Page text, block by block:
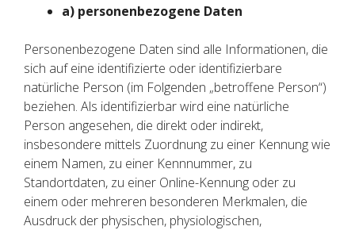
a) personenbezogene Daten
Personenbezogene Daten sind alle Informationen, die
sich auf eine identifizierte oder identifizierbare
natürliche Person (im Folgenden „betroffene Person“)
beziehen. Als identifizierbar wird eine natürliche
Person angesehen, die direkt oder indirekt,
insbesondere mittels Zuordnung zu einer Kennung wie
einem Namen, zu einer Kennnummer, zu
Standortdaten, zu einer Online-Kennung oder zu
einem oder mehreren besonderen Merkmalen, die
Ausdruck der physischen, physiologischen,